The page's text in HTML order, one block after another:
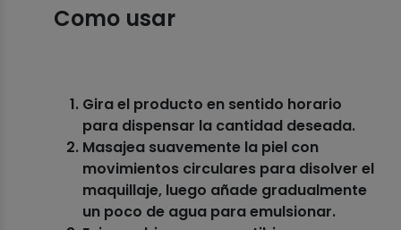
Como usar
Gira el producto en sentido horario
para dispensar la cantidad deseada.
Masajea suavemente la piel con
movimientos circulares para disolver el
maquillaje, luego añade gradualmente
un poco de agua para emulsionar.